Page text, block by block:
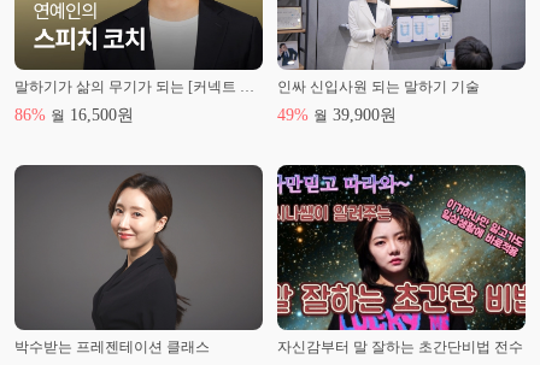
86% 월 16,500원
인싸 신입사원 되는 말하기 기술
49% 월 39,900원
박수받는 프레젠테이션 클래스 자신감부터 말 잘하는 초간단비법 전수